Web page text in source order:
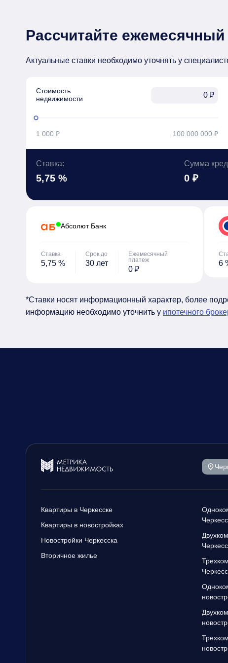
Рассчитайте ежемесячный
Актуальные ставки необходимо уточнять у
Стоимость
недвижимости
₽
1 000 ₽ 100 000 000 ₽
Ставка:
5,75 %
Сумма
0 ₽
Абсолют Банк
Ставка
5,75 %
Срок до
30 лет
Ежемесячный
платеж
0 ₽
6
*Ставки носят информационный характер, более
информацию необходимо уточнить у ипотечного
Квартиры в Черкесске
Квартиры в новостройках
Новостройки Черкесска
Вторичное жилье